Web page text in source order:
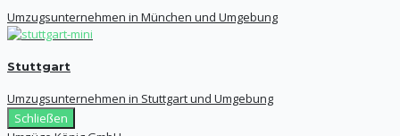
Umzugsunternehmen in München und Umgebung
Stuttgart
Umzugsunternehmen in Stuttgart und Umgebung
Schließen